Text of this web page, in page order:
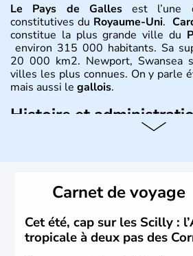
Le Pays de Gallesest l’une
constitutives du Royaume-Uni.
constitue la plus grande ville du
environ 315 000 habitants. Sa
20 000 km2. Newport, Swansea
villes les plus connues. On y parle
mais aussi le gallois.
Histoire et
Jones, Roger Glover sont
Pays de
de la musique. Ken Follet et
littérature et au cinéma portent
pays.
Carnet de voyage
Cet été, cap sur les Scilly :
tropicale à deux pas des